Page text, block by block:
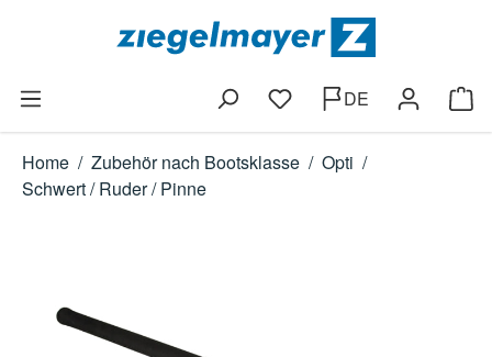
Zum Hauptinhalt springen
Du hast 0 Produkte auf
DE
Home / Zubehör nach Bootsklasse / Opti /
Schwert / Ruder / Pinne